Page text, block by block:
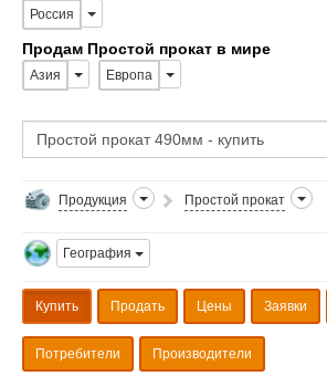
Россия
Продам Простой прокат в мире
Азия Европа
Продукция Простой прокат
География
Купить Продать Цены Заявки
Потребители Производители